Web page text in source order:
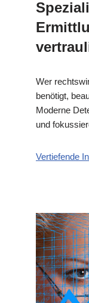
Wer
benötigt,
Moderne
und
Vertiefende